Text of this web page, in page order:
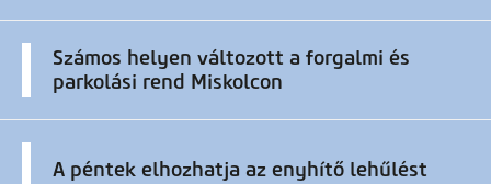
Számos helyen változott a forgalmi és
parkolási rend Miskolcon
A péntek elhozhatja az enyhítő lehűlést